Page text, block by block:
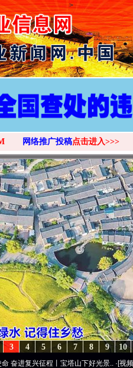
>
网络推广投稿点击进入>>>
10
9
8
7
6
5
4
3
征程丨宝塔山下好光景..·[视频]因党而